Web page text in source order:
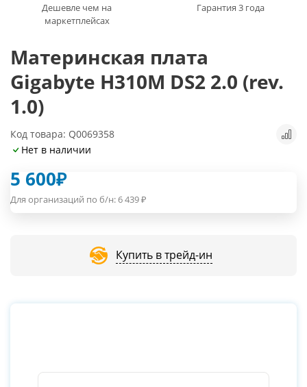
Дешевле чем на
маркетплейсах
Гарантия 3 года
Материнская плата
Gigabyte H310M DS2 2.0 (rev.
1.0)
Код товара: Q0069358
Нет в наличии
5 600₽
Для организаций по б/н:6 439₽
Купить в трейд-ин